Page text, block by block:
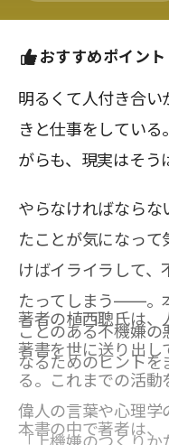
おすすめポイント
明るくて人付き合い
きと仕事をしてい
がらも、現実はそう
やらなければならな
たことが気になっ
けばイライラして、
たってしまう――。
ことのある不機嫌
なるためのヒントを
著者の植西聰氏は、
著書を世に送り出し
る。これまでの活動
偉人の言葉や心理学
本書の中で著者は、